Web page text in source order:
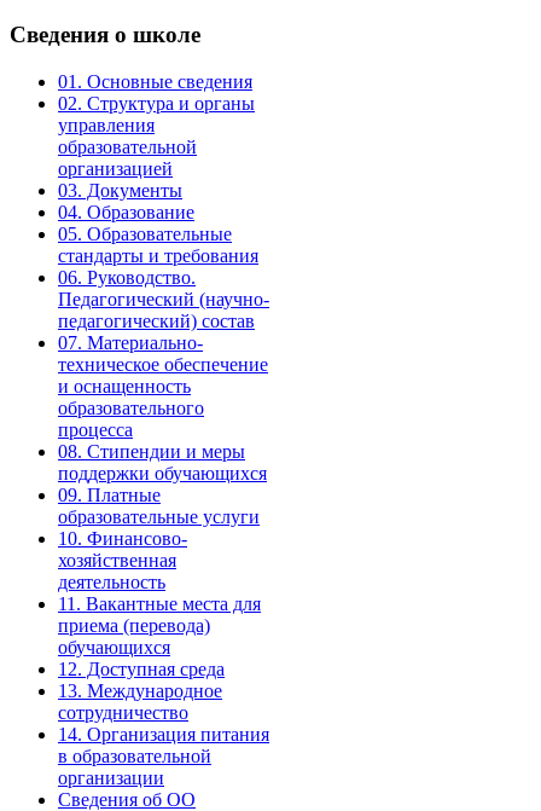
Сведения о школе
01. Основные сведения
02. Структура и органы
управления
образовательной
организацией
03. Документы
04. Образование
05. Образовательные
стандарты и требования
06. Руководство.
Педагогический (научно-
педагогический) состав
07. Материально-
техническое обеспечение
и оснащенность
образовательного
процесса
08. Стипендии и меры
поддержки обучающихся
09. Платные
образовательные услуги
10. Финансово-
хозяйственная
деятельность
11. Вакантные места для
приема (перевода)
обучающихся
12. Доступная среда
13. Международное
сотрудничество
14. Организация питания
в образовательной
организации
Сведения об ОО